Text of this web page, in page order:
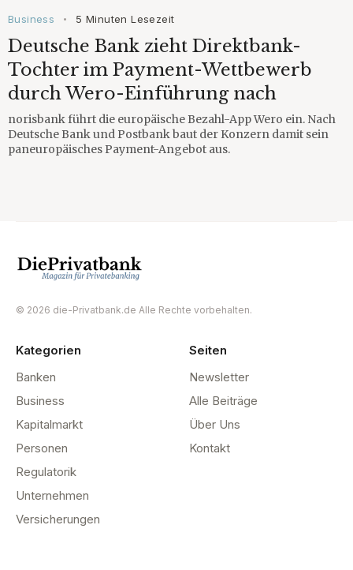
Business • 5 Minuten Lesezeit
Deutsche Bank zieht Direktbank-
Tochter im Payment-Wettbewerb
durch Wero-Einführung nach
norisbank führt die europäische Bezahl-App Wero ein. Nach
Deutsche Bank und Postbank baut der Konzern damit sein
paneuropäisches Payment-Angebot aus.
© 2026 die-Privatbank.de Alle Rechte vorbehalten.
Kategorien
Banken
Business
Kapitalmarkt
Personen
Regulatorik
Unternehmen
Versicherungen
Seiten
Newsletter
Alle Beiträge
Über Uns
Kontakt